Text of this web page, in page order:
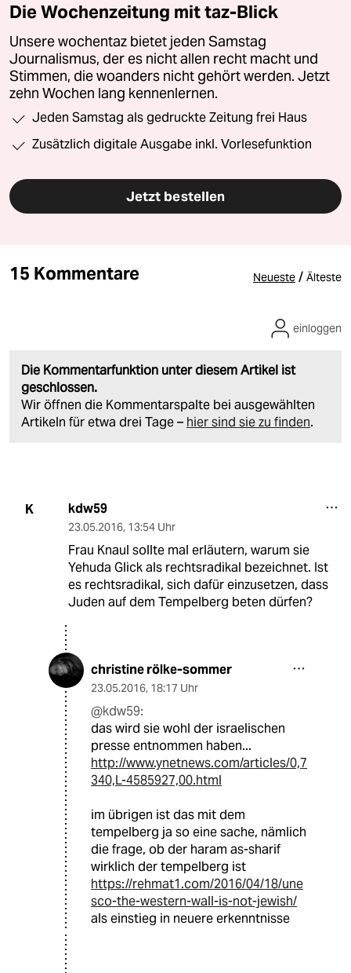
Die Wochenzeitung mit taz-Blick
Unsere wochentaz bietet jeden Samstag
Journalismus, der es nicht allen recht macht und
Stimmen, die woanders nicht gehört werden. Jetzt
zehn Wochen lang kennenlernen.
Jeden Samstag als gedruckte Zeitung frei Haus
Zusätzlich digitale Ausgabe inkl. Vorlesefunktion
Jetzt bestellen
15 Kommentare Neueste / Älteste
Die Kommentarfunktion unter diesem Artikel ist
geschlossen.
Wir öffnen die Kommentarspalte bei ausgewählten
Artikeln für etwa drei Tage – hier sind sie zu finden.
einloggen
K kdw59
23.05.2016, 13:54 Uhr
Frau Knaul sollte mal erläutern, warum sie
Yehuda Glick als rechtsradikal bezeichnet. Ist
es rechtsradikal, sich dafür einzusetzen, dass
Juden auf dem Tempelberg beten dürfen?
christine rölke-sommer
23.05.2016, 18:17 Uhr
@kdw59:
das wird sie wohl der israelischen
presse entnommen haben...
http://www.ynetnews.com/articles/0,7
340,L-4585927,00.html
im übrigen ist das mit dem
tempelberg ja so eine sache, nämlich
die frage, ob der haram as-sharif
wirklich der tempelberg ist
https://rehmat1.com/2016/04/18/une
sco-the-western-wall-is-not-jewish/
als einstieg in neuere erkenntnisse